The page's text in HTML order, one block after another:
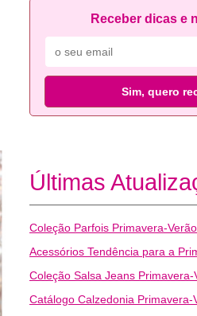
Receber dicas e
Sim, quero
Últimas
Coleção Parfois Primavera-
Acessórios Tendência para a
Coleção Salsa Jeans Primavera-
Catálogo Calzedonia Primavera-